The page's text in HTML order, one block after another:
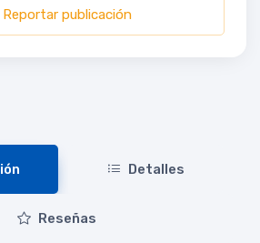
Reportar publicación
Detalles
Reseñas